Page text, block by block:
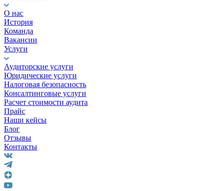
О нас
История
Команда
Вакансии
Услуги
Аудиторские услуги
Юридические услуги
Налоговая безопасность
Консалтинговые услуги
Расчет стоимости аудита
Прайс
Наши кейсы
Блог
Отзывы
Контакты